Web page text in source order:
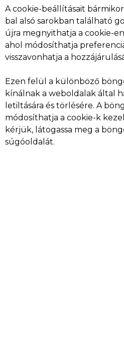
A cookie-beállításait
bal alsó sarokban található
újra megnyithatja a cookie-
ahol módosíthatja
visszavonhatja a
Ezen felül a különböző
kínálnak a weboldalak által
letiltására és törlésére. A
módosíthatja a cookie-k
kérjük, látogassa meg a
súgóoldalát.